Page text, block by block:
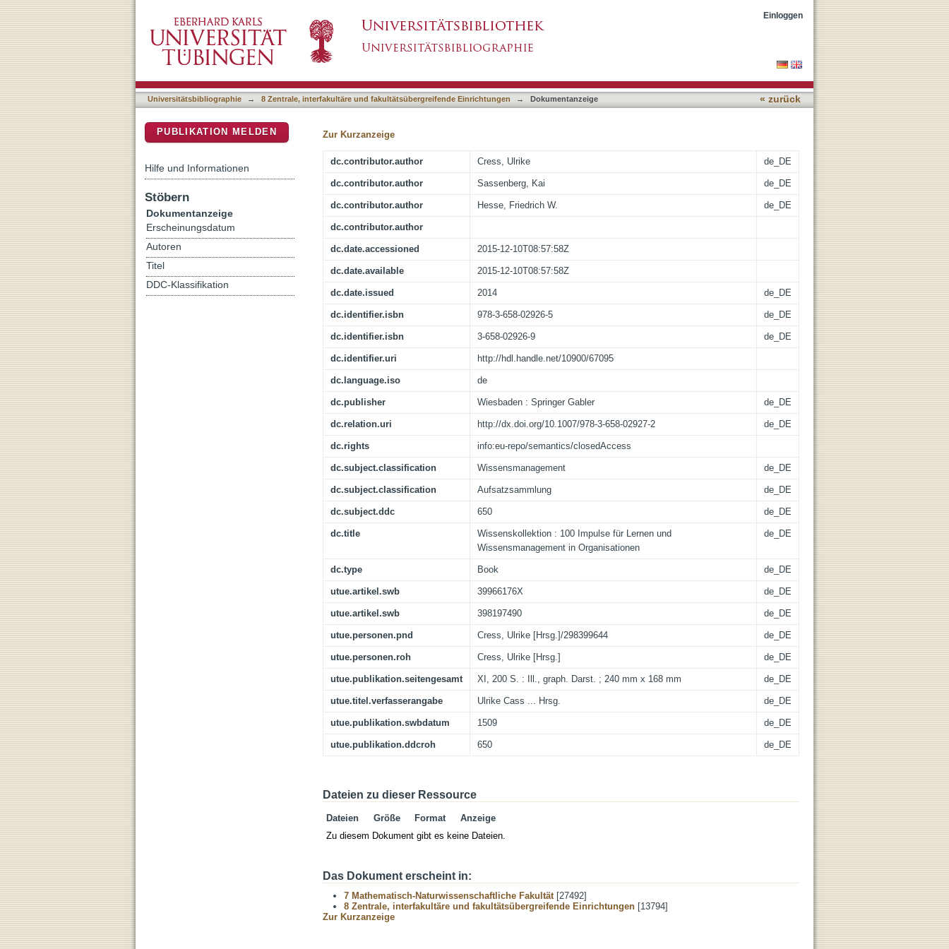
Einloggen
Universitätsbibliographie → 8 Zentrale, interfakultäre und fakultätsübergreifende Einrichtungen → Dokumentanzeige « zurück
Zur Kurzanzeige
dc.contributor.author Cress, Ulrike de_DE
dc.contributor.author Sassenberg, Kai de_DE
dc.contributor.author Hesse, Friedrich W. de_DE
dc.contributor.author
dc.date.accessioned 2015-12-10T08:57:58Z
dc.date.available 2015-12-10T08:57:58Z
dc.date.issued 2014 de_DE
dc.identifier.isbn 978-3-658-02926-5 de_DE
dc.identifier.isbn 3-658-02926-9 de_DE
dc.identifier.uri http://hdl.handle.net/10900/67095
dc.language.iso de
dc.publisher Wiesbaden : Springer Gabler de_DE
dc.relation.uri http://dx.doi.org/10.1007/978-3-658-02927-2 de_DE
dc.rights info:eu-repo/semantics/closedAccess
dc.subject.classification Wissensmanagement de_DE
dc.subject.classification Aufsatzsammlung de_DE
dc.subject.ddc 650 de_DE
dc.title
Wissenskollektion : 100 Impulse für Lernen und
Wissensmanagement in Organisationen
de_DE
dc.type Book de_DE
utue.artikel.swb 39966176X de_DE
utue.artikel.swb 398197490 de_DE
utue.personen.pnd Cress, Ulrike [Hrsg.]/298399644 de_DE
utue.personen.roh Cress, Ulrike [Hrsg.] de_DE
utue.publikation.seitengesamt XI, 200 S. : Ill., graph. Darst. ; 240 mm x 168 mm de_DE
utue.titel.verfasserangabe Ulrike Cass ... Hrsg. de_DE
utue.publikation.swbdatum 1509 de_DE
utue.publikation.ddcroh 650 de_DE
Dateien zu dieser Ressource
Dateien Größe Format
Anzeige
Zu diesem Dokument gibt es keine Dateien.
Das Dokument erscheint in:
7 Mathematisch-Naturwissenschaftliche Fakultät[27492]
8 Zentrale, interfakultäre und fakultätsübergreifende Einrichtungen [13794]
Zur Kurzanzeige
PUBLIKATION MELDEN
Hilfe und Informationen
Stöbern
Dokumentanzeige
Erscheinungsdatum
Autoren
Titel
DDC-Klassifikation